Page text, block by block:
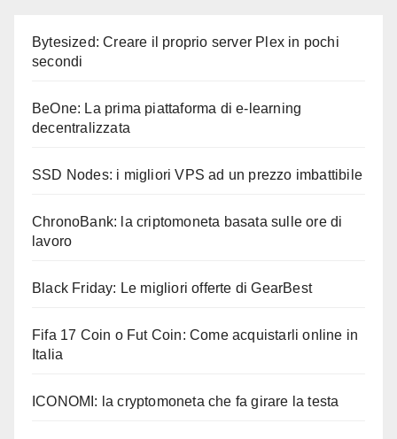
Bytesized: Creare il proprio server Plex in pochi
secondi
BeOne: La prima piattaforma di e-learning
decentralizzata
SSD Nodes: i migliori VPS ad un prezzo imbattibile
ChronoBank: la criptomoneta basata sulle ore di
lavoro
Black Friday: Le migliori offerte di GearBest
Fifa 17 Coin o Fut Coin: Come acquistarli online in
Italia
ICONOMI: la cryptomoneta che fa girare la testa